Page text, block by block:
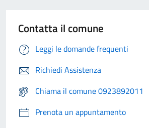
Contatta il comune
Leggi le domande frequenti
Richiedi Assistenza
Chiama il comune 0923892011
Prenota un appuntamento